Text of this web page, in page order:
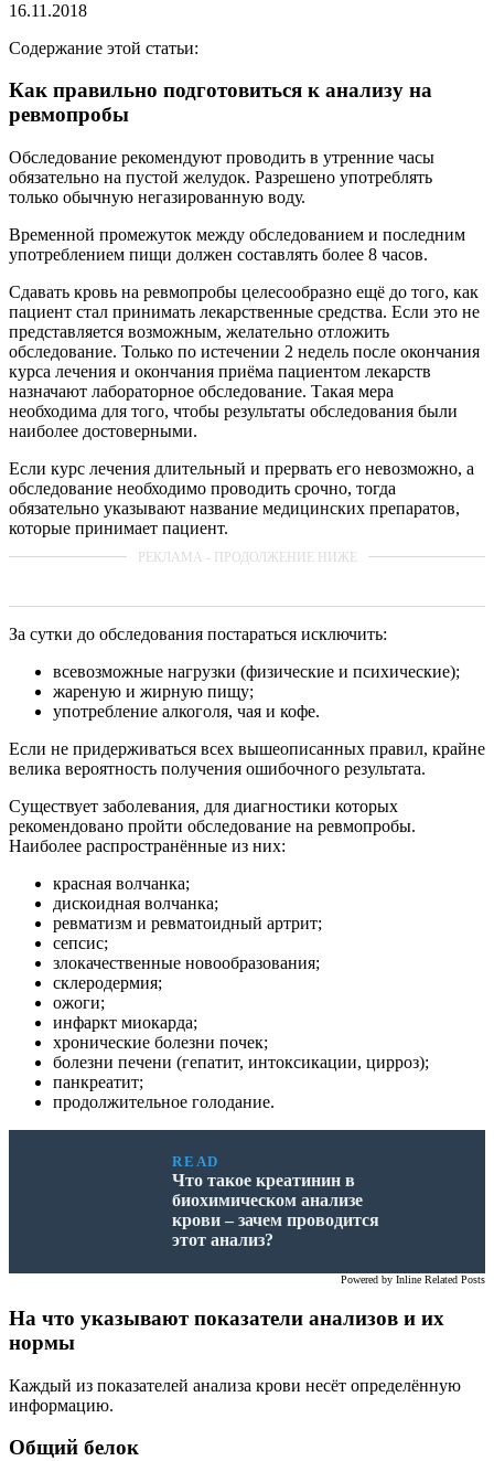
16.11.2018
Содержание этой статьи:
Как правильно подготовиться к анализу на
ревмопробы
Обследование рекомендуют проводить в утренние часы
обязательно на пустой желудок. Разрешено употреблять
только обычную негазированную воду.
Временной промежуток между обследованием и последним
употреблением пищи должен составлять более 8 часов.
Сдавать кровь на ревмопробы целесообразно ещё до того, как
пациент стал принимать лекарственные средства. Если это не
представляется возможным, желательно отложить
обследование. Только по истечении 2 недель после окончания
курса лечения и окончания приёма пациентом лекарств
назначают лабораторное обследование. Такая мера
необходима для того, чтобы результаты обследования были
наиболее достоверными.
Если курс лечения длительный и прервать его невозможно, а
обследование необходимо проводить срочно, тогда
обязательно указывают название медицинских препаратов,
которые принимает пациент.
За сутки до обследования постараться исключить:
всевозможные нагрузки (физические и психические);
жареную и жирную пищу;
употребление алкоголя, чая и кофе.
Если не придерживаться всех вышеописанных правил, крайне
велика вероятность получения ошибочного результата.
Существует заболевания, для диагностики которых
рекомендовано пройти обследование на ревмопробы.
Наиболее распространённые из них:
красная волчанка;
дискоидная волчанка;
ревматизм и ревматоидный артрит;
сепсис;
злокачественные новообразования;
склеродермия;
ожоги;
инфаркт миокарда;
хронические болезни почек;
болезни печени (гепатит, интоксикации, цирроз);
панкреатит;
продолжительное голодание.
READ
Что такое креатинин в
биохимическом анализе
крови – зачем проводится
этот анализ?
Powered by Inline Related Posts
На что указывают показатели анализов и их
нормы
Каждый из показателей анализа крови несёт определённую
информацию.
Общий белок